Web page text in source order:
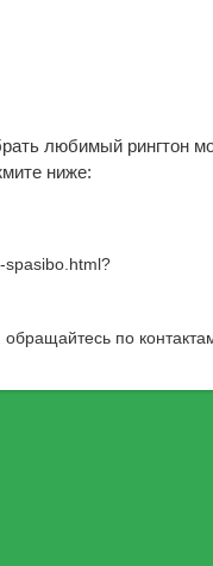
любимый рингтон
ниже:
spasibo.html?
по